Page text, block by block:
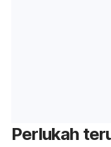
Perlukah